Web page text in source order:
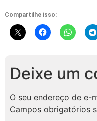
Compartilhe isso:
Deixe um
O seu endereço de e-
Campos obrigatórios